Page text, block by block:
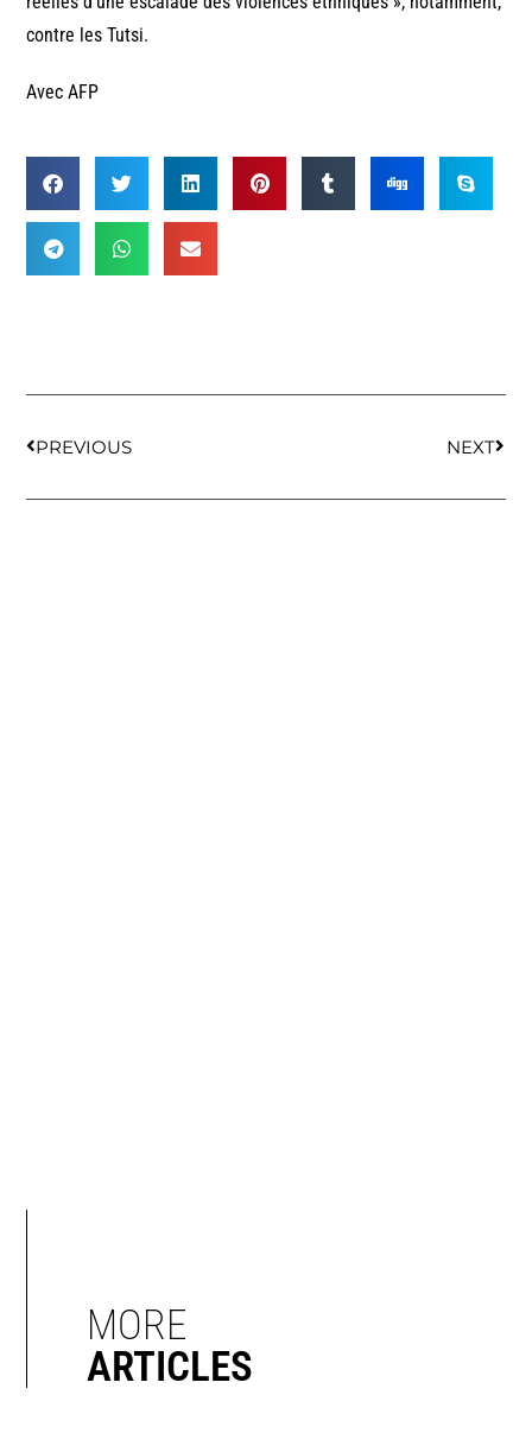
contre les Tutsi.
Avec AFP
PREVIOUS NEXT
MORE
ARTICLES